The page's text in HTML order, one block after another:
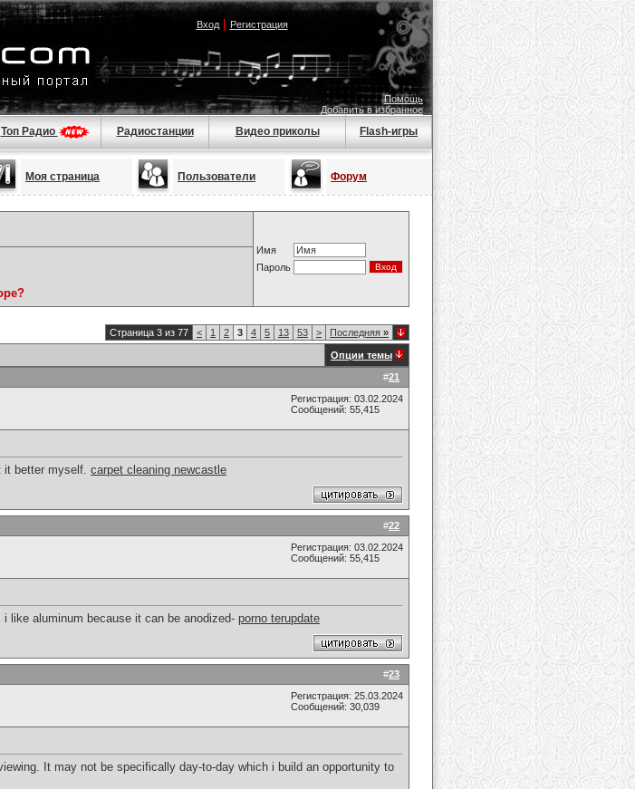
Вход| Регистрация
Помощь
Добавить в избранное
Топ Радио Радиостанции Видео приколы Flash-игры
Моя страница Пользователи Форум
Имя
Пароль
Страница 3 из 77 < 1 2 3 4 5 13 53 > Последняя »
Опции темы
#21
Регистрация: 03.02.2024
Сообщений: 55,415
it better myself. carpet cleaning newcastle
#22
Регистрация: 03.02.2024
Сообщений: 55,415
like aluminum because it can be anodized- porno terupdate
#23
Регистрация: 25.03.2024
Сообщений: 30,039
It may not be specifically day-to-day which i build an opportunity to